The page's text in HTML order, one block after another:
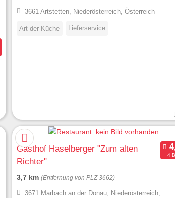
3661 Artstetten, Niederösterreich, Österreich
Art der Küche Lieferservice
Gasthof Haselberger "Zum alten
Richter"
4
3,7 km (Entfernung von PLZ 3662)
3671 Marbach an der Donau, Niederösterreich,